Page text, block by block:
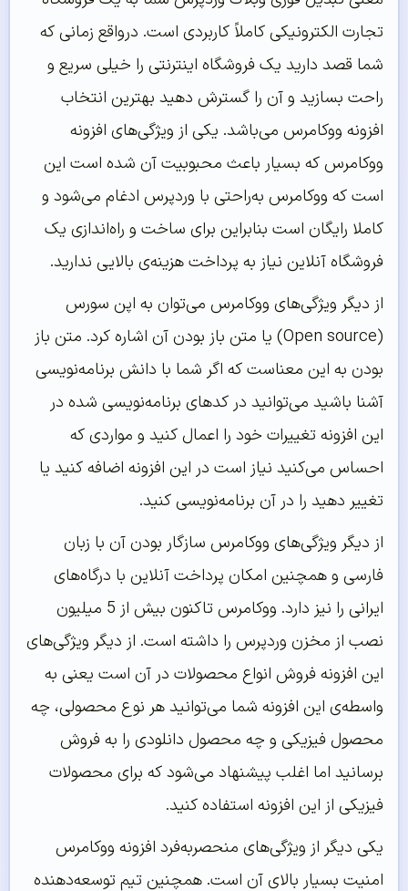
تجارت الکترونیکی کاملاً کاربردی است. درواقع زمانی که
شما قصد دارید یک فروشگاه اینترنتی را خیلی سریع و
راحت بسازید و آن را گسترش دهید بهترین انتخاب
افزونه ووکامرس می‌باشد. یکی از ویژگی‌های افزونه
ووکامرس که بسیار باعث محبوبیت آن شده است این
است که ووکامرس به‌راحتی با وردپرس ادغام می‌شود و
کاملا رایگان است بنابراین برای ساخت و راه‌اندازی یک
فروشگاه آنلاین نیاز به پرداخت هزینه‌ی بالایی ندارید.
از دیگر ویژگی‌های ووکامرس می‌توان به اپن سورس
(Open source) یا متن باز بودن آن اشاره کرد. متن باز
بودن به این معناست که اگر شما با دانش برنامه‌نویسی
آشنا باشید می‌توانید در کدهای برنامه‌نویسی شده در
این افزونه تغییرات خود را اعمال کنید و مواردی که
احساس می‌کنید نیاز است در این افزونه اضافه کنید یا
تغییر دهید را در آن برنامه‌نویسی کنید.
از دیگر ویژگی‌های ووکامرس سازگار بودن آن با زبان
فارسی و همچنین امکان پرداخت آنلاین با درگاه‌های
ایرانی را نیز دارد. ووکامرس تاکنون بیش از 5 میلیون
نصب از مخزن وردپرس را داشته است. از دیگر ویژگی‌های
این افزونه فروش انواع محصولات در آن است یعنی به
واسطه‌ی این افزونه شما می‌توانید هر نوع محصولی، چه
محصول فیزیکی و چه محصول دانلودی را به فروش
برسانید اما اغلب پیشنهاد می‌شود که برای محصولات
فیزیکی از این افزونه استفاده کنید.
یکی دیگر از ویژگی‌های منحصربه‌فرد افزونه ووکامرس
امنیت بسیار بالای آن است. همچنین تیم توسعه‌دهنده